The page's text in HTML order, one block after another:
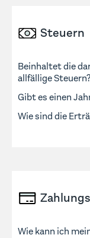
Steuern
Beinhaltet die
allfällige Steuern?
Gibt es einen
Wie sind die
Wie kann ich